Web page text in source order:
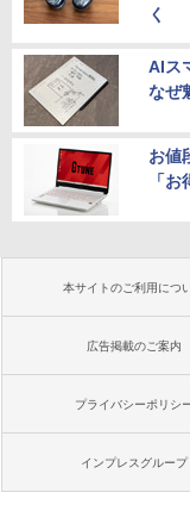
く
AIス
なぜ
お値
「
本サイトのご利用につ
広告掲載のご案内
プライバシーポリシ
インプレスグループ